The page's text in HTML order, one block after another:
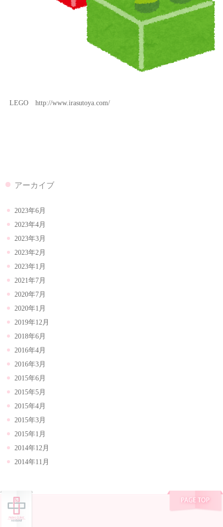
LEGO http://www.irasutoya.com/
アーカイブ
2023年6月
2023年4月
2023年3月
2023年2月
2023年1月
2021年7月
2020年7月
2020年1月
2019年12月
2018年6月
2016年4月
2016年3月
2015年6月
2015年5月
2015年4月
2015年3月
2015年1月
2014年12月
2014年11月